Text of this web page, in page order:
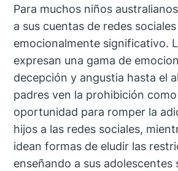
Para muchos niños
a sus cuentas de redes
emocionalmente significativo.
expresan una gama de
decepción y angustia hasta el
padres ven la prohibición
oportunidad para romper la
hijos a las redes sociales,
idean formas de eludir las
enseñando a sus adolescentes